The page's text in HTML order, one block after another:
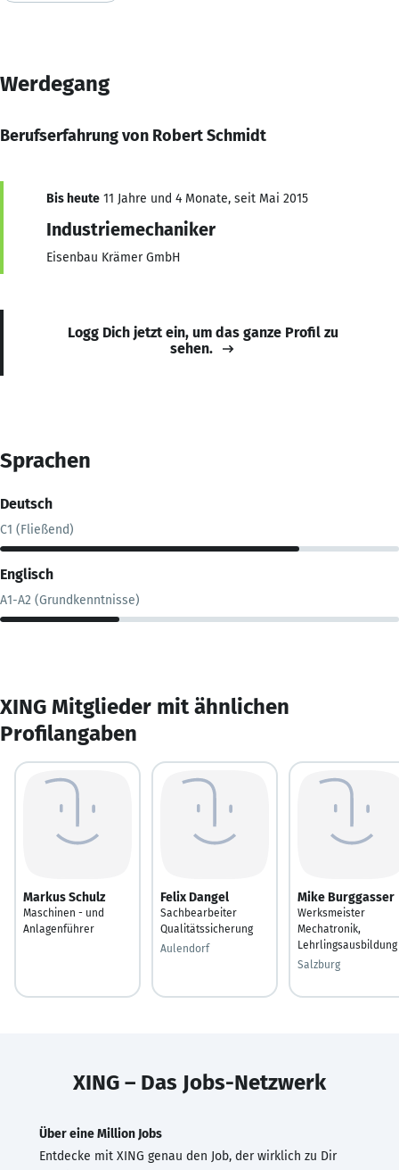
Werdegang
Berufserfahrung von Robert Schmidt
Bis heute 11 Jahre und 4 Monate, seit Mai 2015
Industriemechaniker
Eisenbau Krämer GmbH
Logg Dich jetzt ein, um das ganze Profil zu
sehen.
Sprachen
Deutsch
C1 (Fließend)
Englisch
A1-A2 (Grundkenntnisse)
XING Mitglieder mit ähnlichen
Profilangaben
Markus Schulz
Maschinen - und
Anlagenführer
Felix Dangel
Sachbearbeiter
Qualitätssicherung
Aulendorf
Mike Burggasser
Werksmeister
Mechatronik,
Lehrlingsausbildung
Salzburg
XING – Das Jobs-Netzwerk
Über eine Million Jobs
Entdecke mit XING genau den Job, der wirklich zu Dir